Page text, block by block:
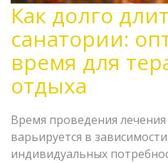
Как долго
санатории:
время для
отдыха
Время проведения лечения
варьируется в
индивидуальных